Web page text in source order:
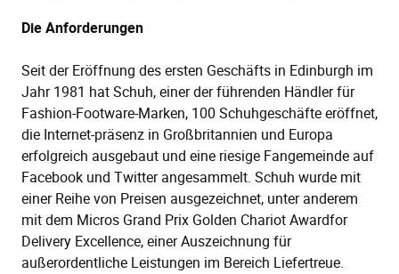
Die Anforderungen
Seit der Eröffnung des ersten Geschäfts in Edinburgh im
Jahr 1981 hat Schuh, einer der führenden Händler für
Fashion-Footware-Marken, 100 Schuhgeschäfte eröffnet,
die Internet-präsenz in Großbritannien und Europa
erfolgreich ausgebaut und eine riesige Fangemeinde auf
Facebook und Twitter angesammelt. Schuh wurde mit
einer Reihe von Preisen ausgezeichnet, unter anderem
mit dem Micros Grand Prix Golden Chariot Awardfor
Delivery Excellence, einer Auszeichnung für
außerordentliche Leistungen im Bereich Liefertreue.